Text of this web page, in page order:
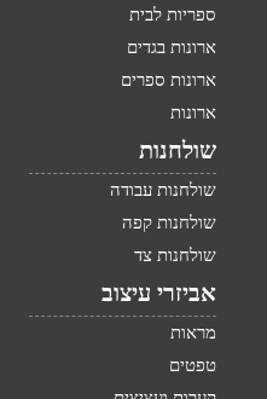
ספריות לבית
ארונות בגדים
ארונות ספרים
ארונות
שולחנות
שולחנות עבודה
שולחנות קפה
שולחנות צד
אביזרי עיצוב
מראות
טפטים